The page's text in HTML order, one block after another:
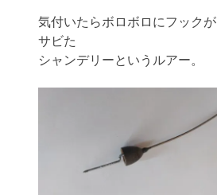
気付いたらボロボロにフックが
サビた
シャンデリーというルアー。